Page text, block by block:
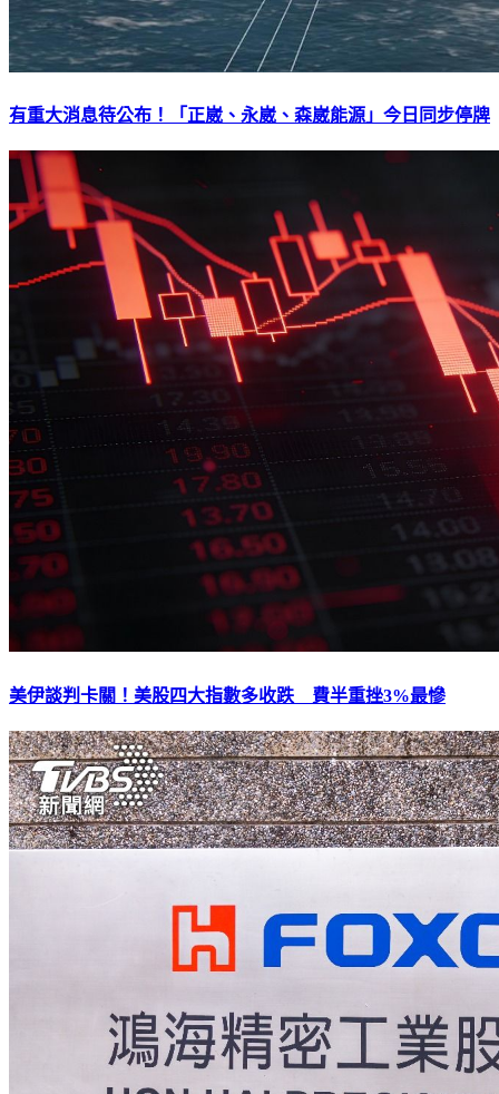
有重大消息待公布！「正崴、永崴、森崴能源」今日同步停牌
美伊談判卡關！美股四大指數多收跌 費半重挫3%最慘